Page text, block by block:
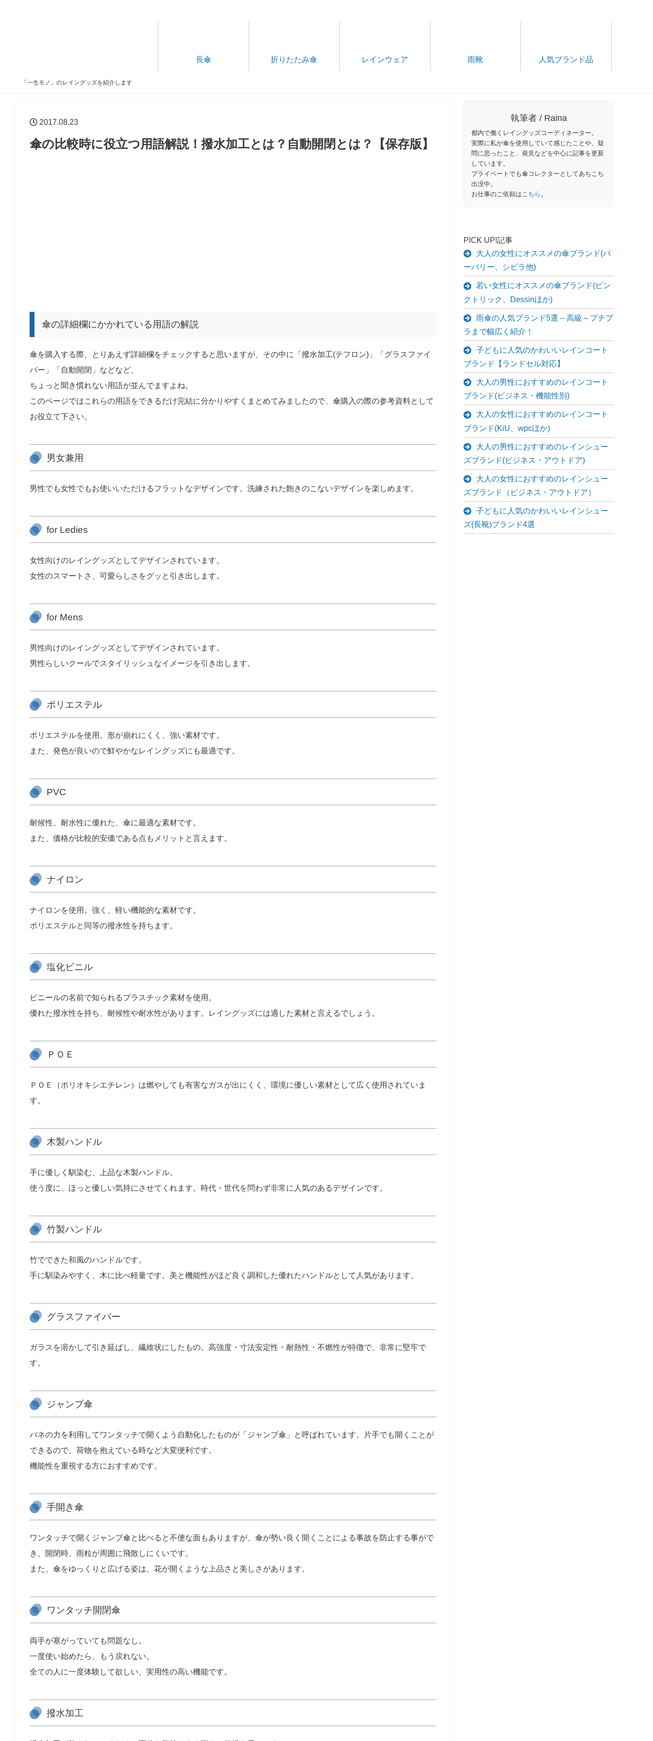
「一生モノ」のレイングッズを紹介します
長傘 折りたたみ傘 レインウェア 雨靴 人気ブランド品
2017.08.23
傘の比較時に役立つ用語解説！撥水加工とは？自動開閉とは？【保存版】
傘の詳細欄にかかれている用語の解説
傘を購入する際、とりあえず詳細欄をチェックすると思いますが、その中に「撥水加工(テフロン)」「グラスファイ
バー」「自動開閉」などなど、
ちょっと聞き慣れない用語が並んでますよね。
このページではこれらの用語をできるだけ完結に分かりやすくまとめてみましたので、傘購入の際の参考資料として
お役立て下さい。
男女兼用
男性でも女性でもお使いいただけるフラットなデザインです。洗練された飽きのこないデザインを楽しめます。
for Ledies
女性向けのレイングッズとしてデザインされています。
女性のスマートさ、可愛らしさをグッと引き出します。
for Mens
男性向けのレイングッズとしてデザインされています。
男性らしいクールでスタイリッシュなイメージを引き出します。
ポリエステル
ポリエステルを使用。形が崩れにくく、強い素材です。
また、発色が良いので鮮やかなレイングッズにも最適です。
PVC
耐候性、耐水性に優れた、傘に最適な素材です。
また、価格が比較的安価である点もメリットと言えます。
ナイロン
ナイロンを使用。強く、軽い機能的な素材です。
ポリエステルと同等の撥水性を持ちます。
塩化ビニル
ビニールの名前で知られるプラスチック素材を使用。
優れた撥水性を持ち、耐候性や耐水性があります。レイングッズには適した素材と言えるでしょう。
ＰＯＥ
ＰＯＥ（ポリオキシエチレン）は燃やしても有害なガスが出にくく、環境に優しい素材として広く使用されていま
す。
木製ハンドル
手に優しく馴染む、上品な木製ハンドル。
使う度に、ほっと優しい気持にさせてくれます。時代・世代を問わず非常に人気のあるデザインです。
竹製ハンドル
竹でできた和風のハンドルです。
手に馴染みやすく、木に比べ軽量です。美と機能性がほど良く調和した優れたハンドルとして人気があります。
グラスファイバー
ガラスを溶かして引き延ばし、繊維状にしたもの。高強度・寸法安定性・耐熱性・不燃性が特徴で、非常に堅牢で
す。
ジャンプ傘
バネの力を利用してワンタッチで開くよう自動化したものが「ジャンプ傘」と呼ばれています。片手でも開くことが
できるので、荷物を抱えている時など大変便利です。
機能性を重視する方におすすめです。
手開き傘
ワンタッチで開くジャンプ傘と比べると不便な面もありますが、傘が勢い良く開くことによる事故を防止する事がで
き、開閉時、雨粒が周囲に飛散しにくいです。
また、傘をゆっくりと広げる姿は、花が開くような上品さと美しさがあります。
ワンタッチ開閉傘
両手が塞がっていても問題なし。
一度使い始めたら、もう戻れない。
全ての人に一度体験して欲しい、実用性の高い機能です。
撥水加工
執筆者 / Raina
都内で働くレイングッズコーディネーター。
実際に私が傘を使用していて感じたことや、疑
問に思ったこと、発見などを中心に記事を更新
しています。
プライベートでも傘コレクターとしてあちこち
出没中。
お仕事のご依頼はこちら 。
PICK UP!記事
大人の女性にオススメの傘ブランド(バ
ーバリー、シビラ他)
若い女性にオススメの傘ブランド(ピン
クトリック、Dessinほか)
雨傘の人気ブランド5選 – 高級～プチプ
ラまで幅広く紹介！
子どもに人気のかわいいレインコート
ブランド【ランドセル対応】
大人の男性におすすめのレインコート
ブランド(ビジネス・機能性別)
大人の女性におすすめのレインコート
ブランド(KiU、wpcほか)
大人の男性におすすめのレインシュー
ズブランド(ビジネス・アウトドア)
大人の女性におすすめのレインシュー
ズブランド（ビジネス・アウトドア）
子どもに人気のかわいいレインシュー
ズ(長靴)ブランド4選